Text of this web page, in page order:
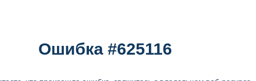
Ошибка #625116